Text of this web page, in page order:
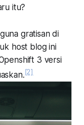
itu?
gratisan di
host blog ini
3 versi
[2]